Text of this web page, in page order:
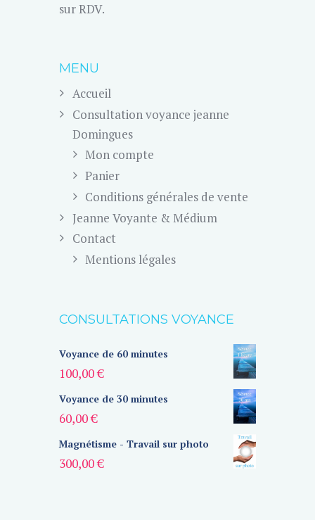
sur RDV.
MENU
Accueil
Consultation voyance jeanne
Domingues
Mon compte
Panier
Conditions générales de vente
Jeanne Voyante & Médium
Contact
Mentions légales
CONSULTATIONS VOYANCE
Voyance de 60 minutes
100,00€
Voyance de 30 minutes
60,00€
Magnétisme - Travail sur photo
300,00€